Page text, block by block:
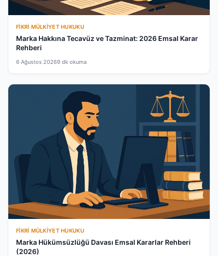
FIKRI MÜLKIYET HUKUKU
Marka Hakkına Tecavüz ve Tazminat: 2026 Emsal Karar
Rehberi
6 Ağustos 20269 dk okuma
FIKRI MÜLKIYET HUKUKU
Marka Hükümsüzlüğü Davası Emsal Kararlar Rehberi
(2026)